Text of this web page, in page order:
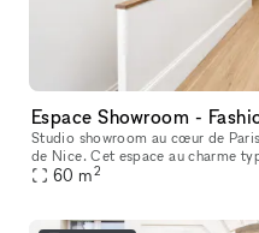
Espace Showroom -
Studio showroom au cœur de
de Nice. Cet espace au charme
showrooms, présentations de
60 m2